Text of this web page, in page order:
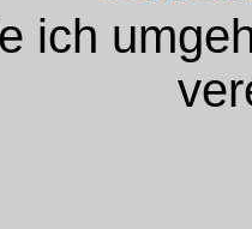
ich